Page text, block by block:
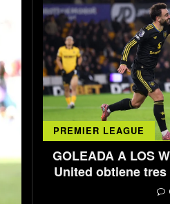
PREMIER LEAGUE
GOLEADA A LOS
United obtiene